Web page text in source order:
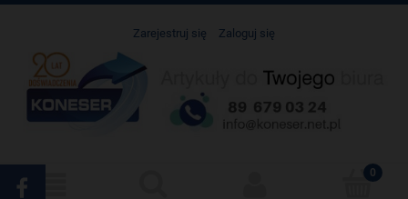
Zarejestruj się Zaloguj się